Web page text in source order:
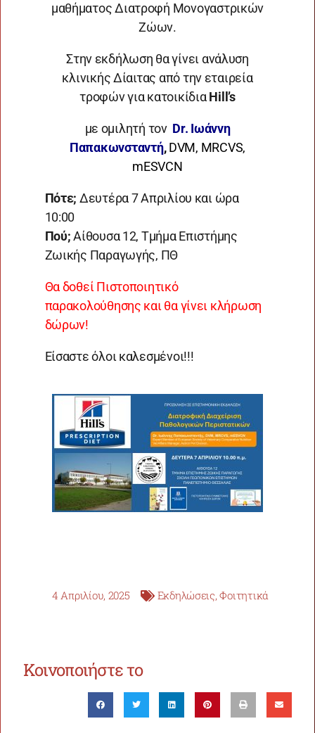
μαθήματος Διατροφή Μονογαστρικών
Ζώων.
Στην εκδήλωση θα γίνει ανάλυση
κλινικής Δίαιτας από την εταιρεία
τροφών για κατοικίδιαHill’s
με ομιλητή τον Dr. Ιωάννη
Παπακωνσταντή,DVM, MRCVS,
mESVCN
Πότε; Δευτέρα 7 Απριλίου και ώρα
10:00
Πού;Αίθουσα 12, Τμήμα Επιστήμης
Ζωικής Παραγωγής, ΠΘ
Θα δοθεί Πιστοποιητικό
παρακολούθησης και θα γίνει κλήρωση
δώρων!
Είσαστε όλοι καλεσμένοι!!!
4 Απριλίου, 2025 Εκδηλώσεις,Φοιτητικά
Κοινοποιήστε το